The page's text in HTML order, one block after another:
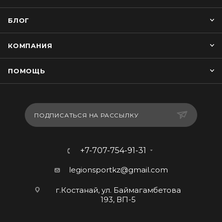
БЛОГ
КОМПАНИЯ
ПОМОЩЬ
ПОДПИСАТЬСЯ НА РАССЫЛКУ
+7-707-754-91-31
legionsportkz@gmail.com
г.Костанай, ул. Баймагамбетова
193, ВП-5